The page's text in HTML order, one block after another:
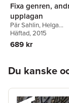
Fixa genren,
upplagan
Pär Sahlin, Helga
Stensson
Häftad, 2015
689 kr
Du kanske